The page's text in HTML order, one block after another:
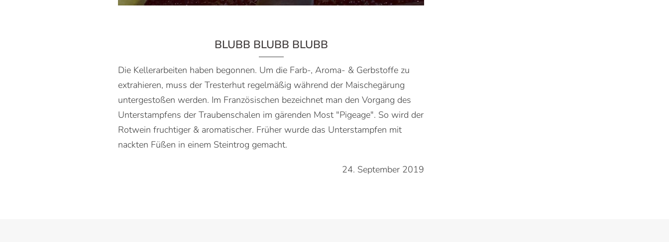
BLUBB BLUBB BLUBB
Die Kellerarbeiten haben begonnen. Um die Farb-, Aroma- & Gerbstoffe zu
extrahieren, muss der Tresterhut regelmäßig während der Maischegärung
untergestoßen werden. Im Französischen bezeichnet man den Vorgang des
Unterstampfens der Traubenschalen im gärenden Most "Pigeage". So wird der
Rotwein fruchtiger & aromatischer. Früher wurde das Unterstampfen mit
nackten Füßen in einem Steintrog gemacht.
24. September 2019